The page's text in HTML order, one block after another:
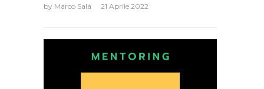
by Marco Sala 21 Aprile 2022